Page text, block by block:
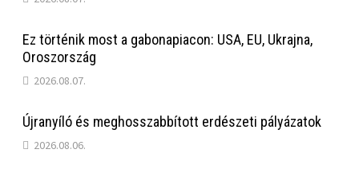
Ez történik most a gabonapiacon: USA, EU, Ukrajna,
Oroszország
2026.08.07.
Újranyíló és meghosszabbított erdészeti pályázatok
2026.08.06.